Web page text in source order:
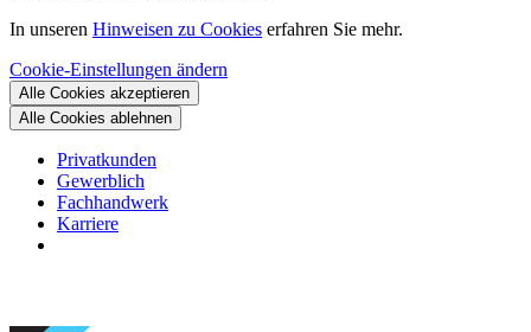
In unseren Hinweisen zu Cookies erfahren Sie mehr.
Cookie-Einstellungen ändern
Alle Cookies akzeptieren
Alle Cookies ablehnen
Privatkunden
Gewerblich
Fachhandwerk
Karriere